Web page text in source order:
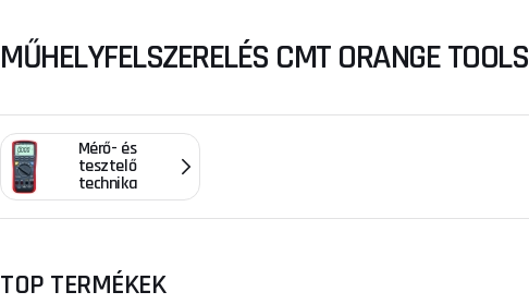
MŰHELYFELSZERELÉS CMT ORANGE TOOLS
Mérő- és
tesztelő
technika
TOP TERMÉKEK